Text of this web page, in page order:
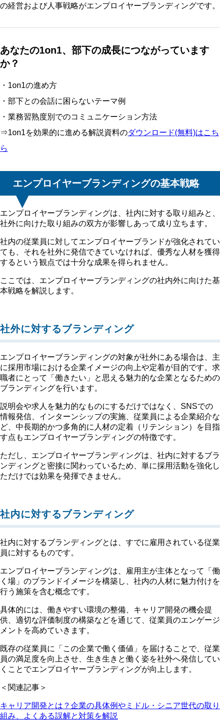
の経営および人事戦略がエンプロイヤーブランディングです。
あなたの1on1、部下の成長につながっています
か？
・1on1の進め方
・部下との会話に困らないテーマ例
・業務習熟度別でのコミュニケーション方法
⇒1on1を効果的に進める解説資料のダウンロード(無料)はこち
ら
エンプロイヤーブランディングの基本戦略
エンプロイヤーブランディングは、社内に対する取り組みと、
社外に向けた取り組みの双方が影響しあって成り立ちます。
社内の従業員に対してエンプロイヤーブランドが強化されてい
ても、それを社外に発信できていなければ、優秀な人材を獲得
するという観点では十分な成果を得られません。
ここでは、エンプロイヤーブランディングの社内外に向けた基
本戦略を解説します。
社外に対するブランディング
エンプロイヤーブランディングの対象が社外にある場合は、主
に採用市場における企業イメージの向上や定着が目的です。求
職者にとって「働きたい」と思える魅力的な企業となるための
ブランディングを行います。
説明会や求人を魅力的なものにするだけではなく、SNSでの
情報発信、インターンシップの実施、従業員による企業紹介な
ど、中長期的かつ多角的に人材の定着（リテンション）を目指
す点もエンプロイヤーブランディングの特徴です。
ただし、エンプロイヤーブランディングは、社内に対するブラ
ンディングと密接に関わっているため、単に採用活動を強化し
ただけでは効果を発揮できません。
社内に対するブランディング
社内に対するブランディングとは、すでに雇用されている従業
員に対するものです。
エンプロイヤーブランディングは、雇用主が主体となって「働
く場」のブランドイメージを構築し、社内の人材に魅力付けを
行う施策を含む概念です。
具体的には、働きやすい環境の整備、キャリア開発の機会提
供、適切な評価制度の構築などを通じて、従業員のエンゲージ
メントを高めていきます。
既存の従業員に「この企業で働く価値」を届けることで、従業
員の満足度を向上させ、生き生きと働く姿を社外へ発信してい
くことでエンプロイヤーブランディングが向上します。
＜関連記事＞
キャリア開発とは？企業の具体例やミドル・シニア世代の取り
組み、よくある誤解と対策を解説